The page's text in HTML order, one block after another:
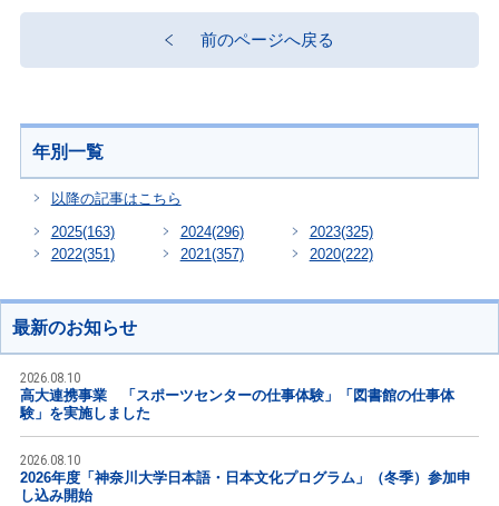
前のページへ戻る
年別一覧
以降の記事はこちら
2025(163) 2024(296) 2023(325)
2022(351) 2021(357) 2020(222)
最新のお知らせ
2026.08.10
高大連携事業 「スポーツセンターの仕事体験」「図書館の仕事体
験」を実施しました
2026.08.10
2026年度「神奈川大学日本語・日本文化プログラム」（冬季）参加申
し込み開始